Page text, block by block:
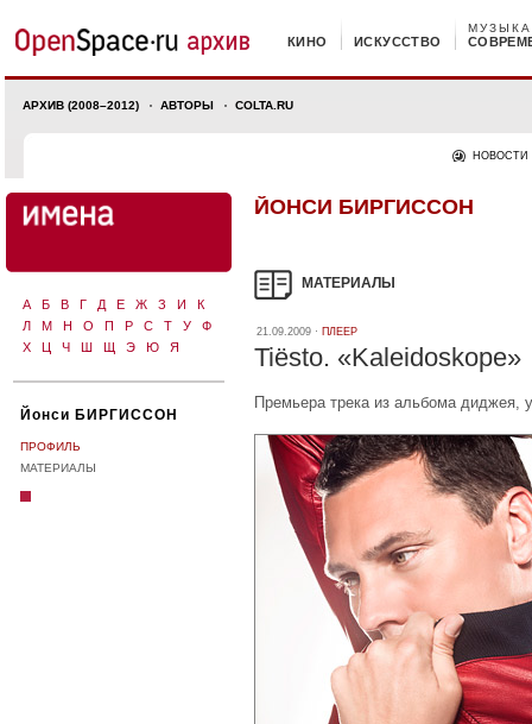
КИНО ИСКУССТВО
МУЗЫКА
АРХИВ (2008–2012) АВТОРЫ COLTA.RU
НОВОСТИ
А Б В Г Д Е Ж З И
К
Л
М Н О П Р С Т У
Ф
Х
Ц Ч Ш Щ Э Ю Я
Йонси БИРГИССОН
ПРОФИЛЬ
МАТЕРИАЛЫ
ЙОНСИ БИРГИССОН
МАТЕРИАЛЫ
21.09.2009 · ПЛЕЕР
Tiёsto. «Kaleidoskope»
Премьера трека из альбома диджея,